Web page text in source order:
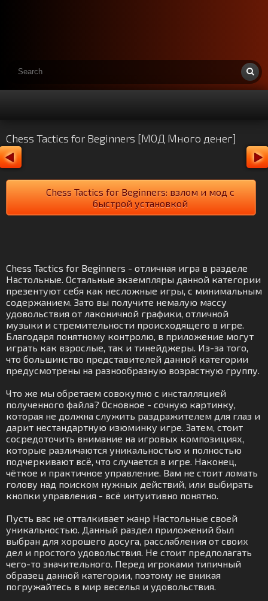
Chess Tactics for Beginners [МОД Много денег]
Chess Tactics for Beginners: взлом и мод с
быстрой установкой
Chess Tactics for Beginners - отличная игра в разделе
Настольные. Остальные экземпляры данной категории
презентуют себя как несложные игры, с минимальным
содержанием. Зато вы получите немалую массу
удовольствия от лаконичной графики, отличной
музыки и стремительности происходящего в игре.
Благодаря понятному контролю, в приложение могут
играть как взрослые, так и тинейджеры. Из-за того,
что большинство представителей данной категории
предусмотрены на разнообразную возрастную группу.
Что же мы обретаем совокупно с инсталляцией
полученного файла? Основное - сочную картинку,
которая не должна служить раздражителем для глаз и
дарит нестандартную изюминку игре. Затем, стоит
сосредоточить внимание на игровых композициях,
которые различаются уникальностью и полностью
подчеркивают всё, что случается в игре. Наконец,
чёткое и практичное управление. Вам не стоит ломать
голову над поиском нужных действий, или выбирать
кнопки управления - всё интуитивно понятно.
Пусть вас не отталкивает жанр Настольные своей
уникальностью. Данный раздел приложений был
выбран для хорошего досуга, расслабления от своих
дел и простого удовольствия. Не стоит предполагать
чего-то значительного. Перед игроками типичный
образец данной категории, поэтому не вникая
погружайтесь в мир веселья и удовольствия.